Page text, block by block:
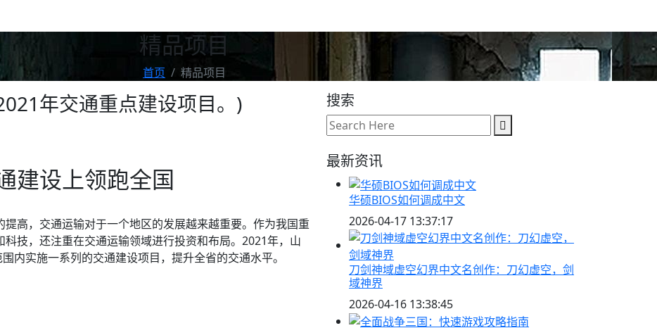
精品项目
首页 精品项目
年交通重点建设项目。)
建设上领跑全国
高，交通运输对于一个地区的发展越来越重要。作为我国重
技，还注重在交通运输领域进行投资和布局。2021年，山
内实施一系列的交通建设项目，提升全省的交通水平。
搜索
最新资讯
华硕BIOS如何调成中文
2026-04-17 13:37:17
刀剑神域虚空幻界中文名创作：刀幻虚空，剑
域神界
2026-04-16 13:38:45